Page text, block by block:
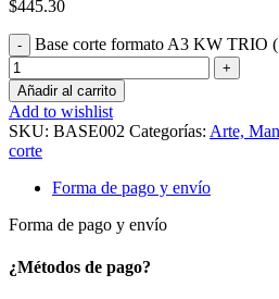
$445.30
Base corte formato A3 KW TRIO
Añadir al carrito
Add to wishlist
SKU: BASE002 Categorías: Arte,
corte
Forma de pago y envío
Forma de pago y envío
¿Métodos de pago?